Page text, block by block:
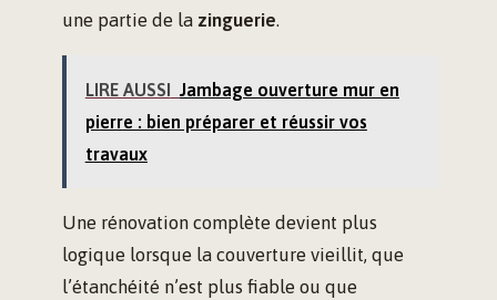
une partie de la zinguerie.
LIRE AUSSI
Jambage ouverture mur en
pierre : bien préparer et réussir vos
travaux
Une rénovation complète devient plus
logique lorsque la couverture vieillit, que
l’étanchéité n’est plus fiable ou que